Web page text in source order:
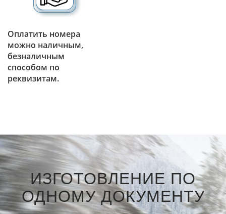
Оплатить номера
можно наличным,
безналичным
способом по
реквизитам.
ИЗГОТОВЛЕНИЕ ПО
ОДНОМУ ДОКУМЕНТУ